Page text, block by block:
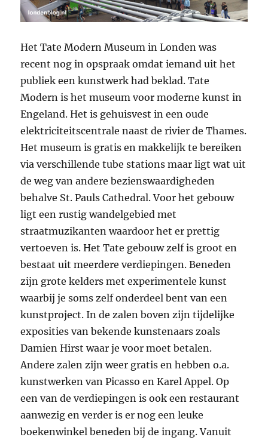
Het Tate Modern Museum in Londen was
recent nog in opspraak omdat iemand uit het
publiek een kunstwerk had beklad. Tate
Modern is het museum voor moderne kunst in
Engeland. Het is gehuisvest in een oude
elektriciteitscentrale naast de rivier de Thames.
Het museum is gratis en makkelijk te bereiken
via verschillende tube stations maar ligt wat uit
de weg van andere bezienswaardigheden
behalve St. Pauls Cathedral. Voor het gebouw
ligt een rustig wandelgebied met
straatmuzikanten waardoor het er prettig
vertoeven is. Het Tate gebouw zelf is groot en
bestaat uit meerdere verdiepingen. Beneden
zijn grote kelders met experimentele kunst
waarbij je soms zelf onderdeel bent van een
kunstproject. In de zalen boven zijn tijdelijke
exposities van bekende kunstenaars zoals
Damien Hirst waar je voor moet betalen.
Andere zalen zijn weer gratis en hebben o.a.
kunstwerken van Picasso en Karel Appel. Op
een van de verdiepingen is ook een restaurant
aanwezig en verder is er nog een leuke
boekenwinkel beneden bij de ingang. Vanuit